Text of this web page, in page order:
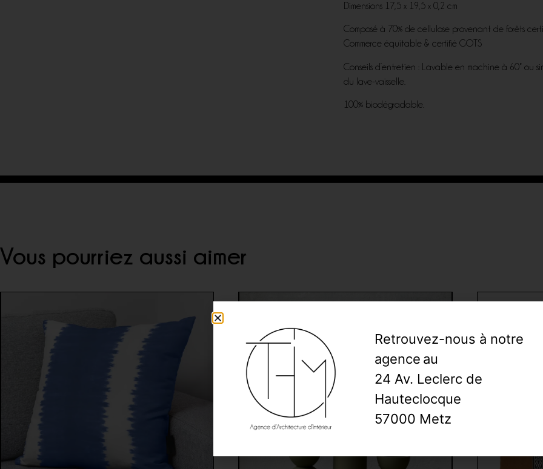
Dimensions 17,5 x 19,5 x 0,2 cm
Composé à 70% de cellulose provenant de forêts
Commerce équitable & certifié GOTS
Conseils d’entretien : Lavable en machine à 60° ou
du lave-vaisselle.
100% biodégradable.
Vous pourriez aussi aimer
Retrouvez-nous à notre
agence au
24 Av. Leclerc de
Hauteclocque
57000 Metz